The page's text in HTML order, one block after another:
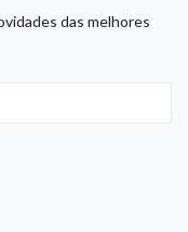
das melhores